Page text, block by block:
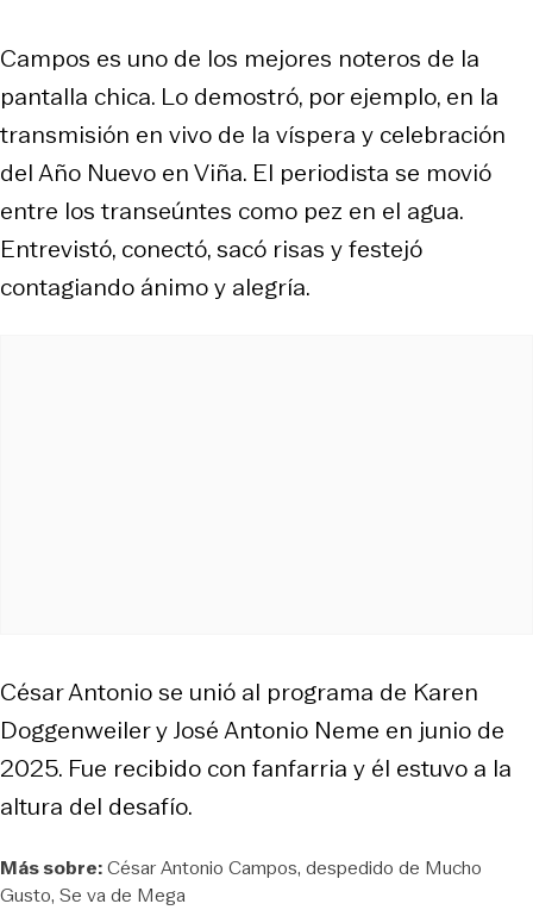
Campos es uno de los mejores noteros de la
pantalla chica. Lo demostró, por ejemplo, en la
transmisión en vivo de la víspera y celebración
del Año Nuevo en Viña. El periodista se movió
entre los transeúntes como pez en el agua.
Entrevistó, conectó, sacó risas y festejó
contagiando ánimo y alegría.
César Antonio se unió al programa de Karen
Doggenweiler y José Antonio Neme en junio de
2025. Fue recibido con fanfarria y él estuvo a la
altura del desafío.
Más sobre:César Antonio Campos despedido de Mucho
Gusto Se va de Mega